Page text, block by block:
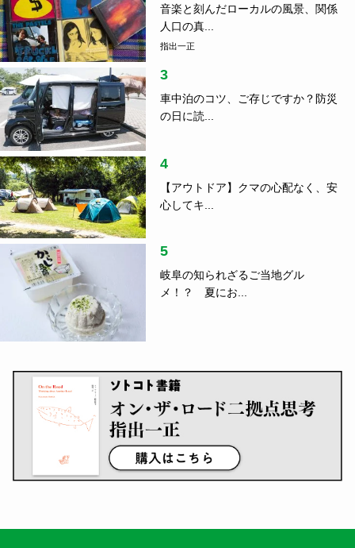
音楽と刻んだローカルの風景、関係
人口の真...
指出一正
3
車中泊のコツ、ご存じですか？防災
の日に読...
4
【アウトドア】クマの心配なく、安
心してキ...
5
岐阜の知られざるご当地グル
メ！？ 夏にお...